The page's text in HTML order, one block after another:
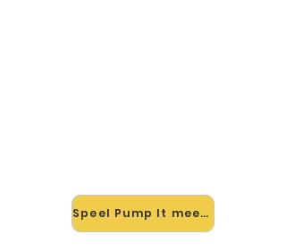
Speel Pump It mee →